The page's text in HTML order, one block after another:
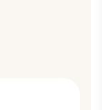
de stiluri
de sute de
vechile
cu